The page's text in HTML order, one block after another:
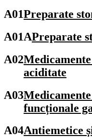
A01Preparate
A01APreparate
A02
aciditate
A03
funcționale
A04Antiemetice